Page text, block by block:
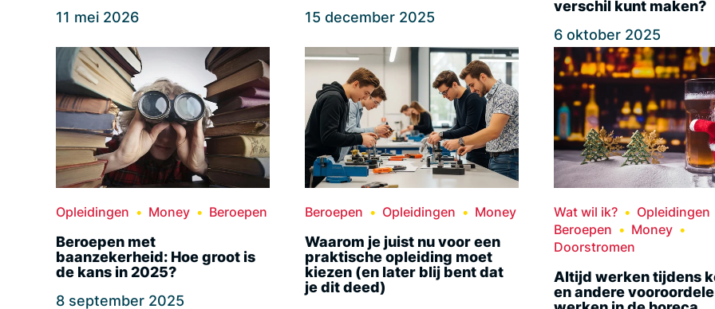
11 mei 2026 15 december 2025
verschil kunt maken?
6 oktober 2025
Opleidingen Money Beroepen
Beroepen met
baanzekerheid: Hoe groot is
de kans in 2025?
8 september 2025
Beroepen Opleidingen Money
Waarom je juist nu voor een
praktische opleiding moet
kiezen (en later blij bent dat
je dit deed)
Wat wil ik?
Opleidingen
Beroepen
Money
Doorstromen
Altijd werken tijdens
en andere